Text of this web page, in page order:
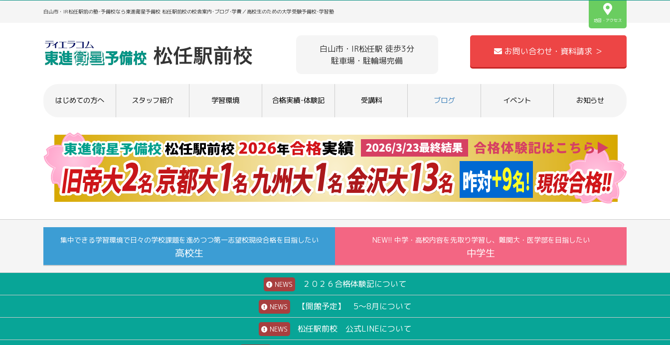
白山市・IR松任駅前の塾･予備校なら東進衛星予備校 松任駅前校の校舎案内･ブログ･学費／高校生のための大学受験予備校･学習塾
地図・アクセス
白山市・IR松任駅 徒歩3分
駐車場・駐輪場完備
お問い合わせ・資料請求 ＞
はじめての方へ スタッフ紹介 学習環境 合格実績･体験記 受講料 ブログ イベント お知らせ
集中できる学習環境で日々の学校課題を進めつつ第一志望校現役合格を目指したい
高校生
NEW!! 中学・高校内容を先取り学習し、難関大・医学部を目指したい
中学生
NEWS ２０２６合格体験記について
NEWS 【開館予定】 5～8月について
NEWS 松任駅前校 公式LINEについて